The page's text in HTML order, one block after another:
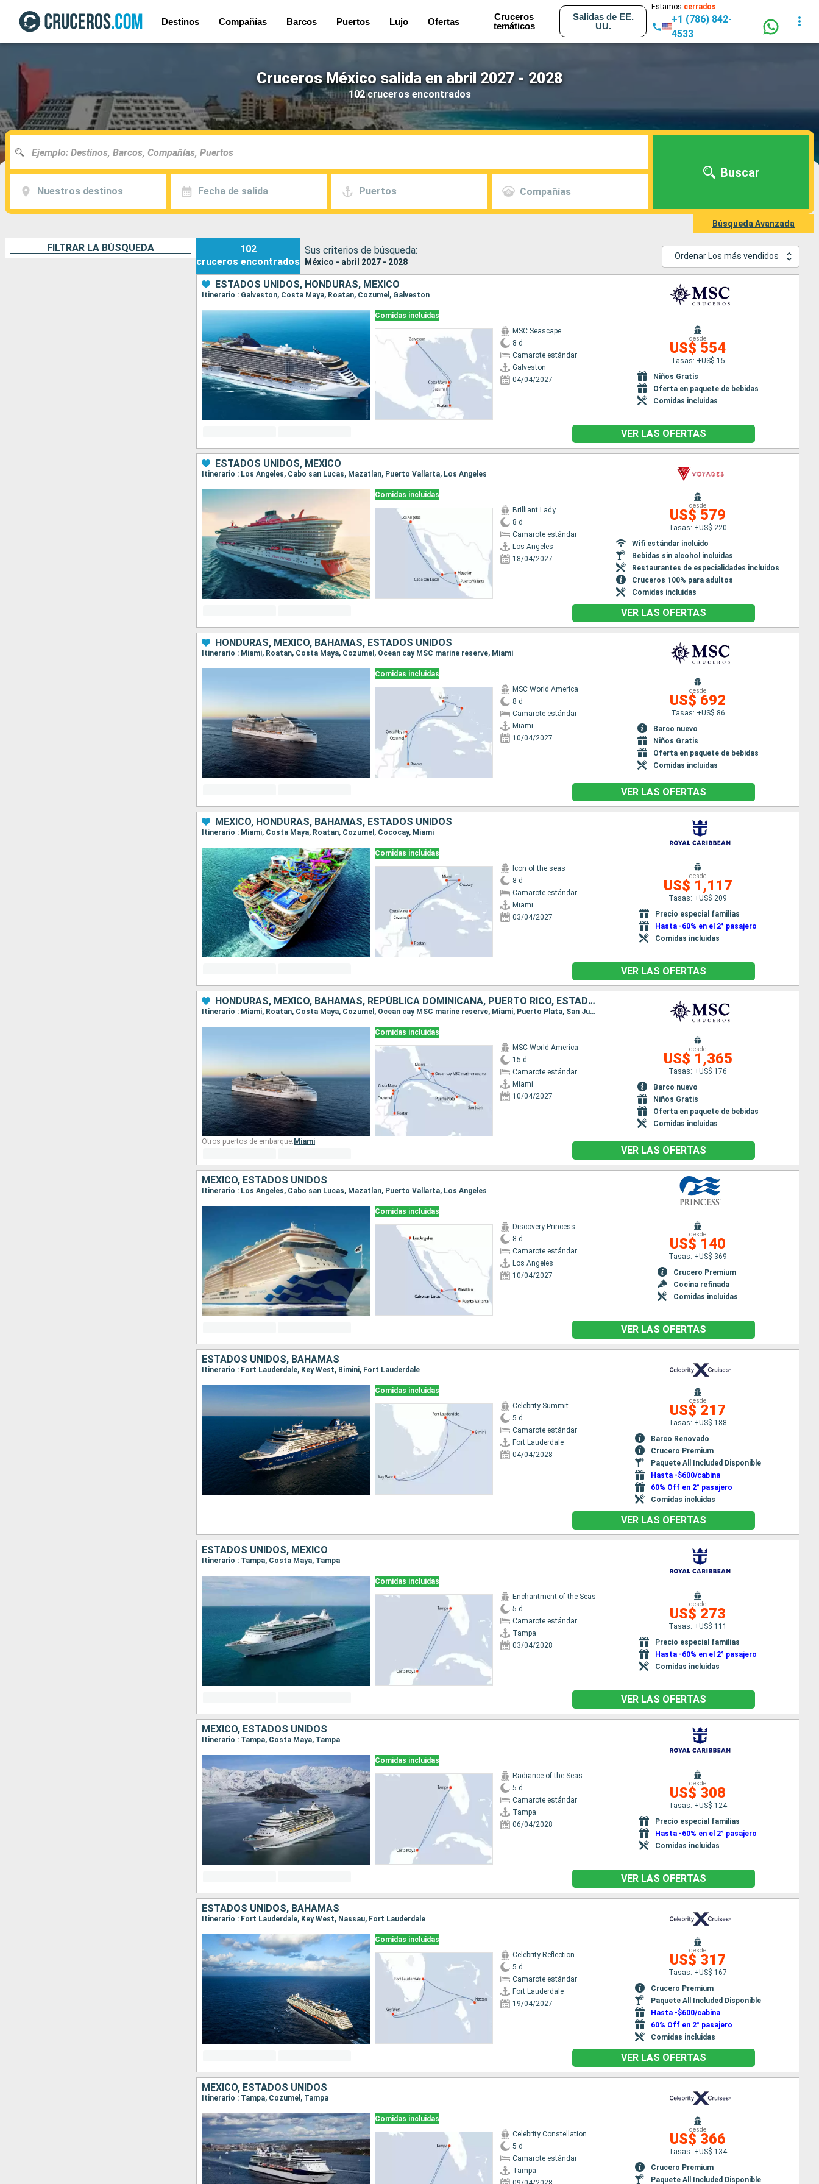
Destinos Compañías Barcos Puertos Lujo Ofertas
Cruceros
temáticos
Salidas de EE.
UU.
Estamos cerrados
+1 (786) 842-
4533
Cruceros México salida en abril 2027 - 2028
102 cruceros encontrados
Nuestros destinos Fecha de salida Puertos Compañías
Buscar
Búsqueda Avanzada
FILTRAR LA BÚSQUEDA
102
cruceros encontrados
Sus criterios de búsqueda:
México - abril 2027 - 2028
Ordenar Los más vendidos
ESTADOS UNIDOS, HONDURAS, MÉXICO
Itinerario : Galveston, Costa Maya, Roatan, Cozumel, Galveston
Comidas incluidas
MSC Seascape
8 d
Camarote estándar
Galveston
04/04/2027
desde
US$ 554
Tasas: +US$ 15
Niños Gratis
Oferta en paquete de bebidas
Comidas incluidas
VER LAS OFERTAS
ESTADOS UNIDOS, MÉXICO
Itinerario : Los Angeles, Cabo san Lucas, Mazatlan, Puerto Vallarta, Los Angeles
Comidas incluidas
Brilliant Lady
8 d
Camarote estándar
Los Angeles
18/04/2027
desde
US$ 579
Tasas: +US$ 220
Wifi estándar incluido
Bebidas sin alcohol incluidas
Restaurantes de especialidades incluidos
Cruceros 100% para adultos
Comidas incluidas
VER LAS OFERTAS
HONDURAS, MÉXICO, BAHAMAS, ESTADOS UNIDOS
Itinerario : Miami, Roatan, Costa Maya, Cozumel, Ocean cay MSC marine reserve, Miami
Comidas incluidas
MSC World America
8 d
Camarote estándar
Miami
10/04/2027
desde
US$ 692
Tasas: +US$ 86
Barco nuevo
Niños Gratis
Oferta en paquete de bebidas
Comidas incluidas
VER LAS OFERTAS
MÉXICO, HONDURAS, BAHAMAS, ESTADOS UNIDOS
Itinerario : Miami, Costa Maya, Roatan, Cozumel, Cococay, Miami
Comidas incluidas
Icon of the seas
8 d
Camarote estándar
Miami
03/04/2027
desde
US$ 1,117
Tasas: +US$ 209
Precio especial familias
Hasta -60% en el 2° pasajero
Comidas incluidas
VER LAS OFERTAS
HONDURAS, MÉXICO, BAHAMAS, REPÚBLICA DOMINICANA, PUERTO RICO, ESTADOS UNIDOS
Itinerario : Miami, Roatan, Costa Maya, Cozumel, Ocean cay MSC marine reserve, Miami, Puerto Plata, San Juan, Ocean cay MSC marine reserve, Miami
Comidas incluidas
MSC World America
15 d
Camarote estándar
Miami
10/04/2027
desde
US$ 1,365
Tasas: +US$ 176
Barco nuevo
Niños Gratis
Oferta en paquete de bebidas
Comidas incluidas
Otros puertos de embarque: Miami
VER LAS OFERTAS
MÉXICO, ESTADOS UNIDOS
Itinerario : Los Angeles, Cabo san Lucas, Mazatlan, Puerto Vallarta, Los Angeles
Comidas incluidas
Discovery Princess
8 d
Camarote estándar
Los Angeles
10/04/2027
desde
US$ 140
Tasas: +US$ 369
Crucero Premium
Cocina refinada
Comidas incluidas
VER LAS OFERTAS
ESTADOS UNIDOS, BAHAMAS
Itinerario : Fort Lauderdale, Key West, Bimini, Fort Lauderdale
Comidas incluidas
Celebrity Summit
5 d
Camarote estándar
Fort Lauderdale
04/04/2028
desde
US$ 217
Tasas: +US$ 188
Barco Renovado
Crucero Premium
Paquete All Included Disponible
Hasta -$600/cabina
60% Off en 2° pasajero
Comidas incluidas
VER LAS OFERTAS
ESTADOS UNIDOS, MÉXICO
Itinerario : Tampa, Costa Maya, Tampa
Comidas incluidas
Enchantment of the Seas
5 d
Camarote estándar
Tampa
03/04/2028
desde
US$ 273
Tasas: +US$ 111
Precio especial familias
Hasta -60% en el 2° pasajero
Comidas incluidas
VER LAS OFERTAS
MÉXICO, ESTADOS UNIDOS
Itinerario : Tampa, Costa Maya, Tampa
Comidas incluidas
Radiance of the Seas
5 d
Camarote estándar
Tampa
06/04/2028
desde
US$ 308
Tasas: +US$ 124
Precio especial familias
Hasta -60% en el 2° pasajero
Comidas incluidas
VER LAS OFERTAS
ESTADOS UNIDOS, BAHAMAS
Itinerario : Fort Lauderdale, Key West, Nassau, Fort Lauderdale
Comidas incluidas
Celebrity Reflection
5 d
Camarote estándar
Fort Lauderdale
19/04/2027
desde
US$ 317
Tasas: +US$ 167
Crucero Premium
Paquete All Included Disponible
Hasta -$600/cabina
60% Off en 2° pasajero
Comidas incluidas
VER LAS OFERTAS
MÉXICO, ESTADOS UNIDOS
Itinerario : Tampa, Cozumel, Tampa
Comidas incluidas
Celebrity Constellation
5 d
Camarote estándar
Tampa
desde
US$ 366
Tasas: +US$ 134
Crucero Premium
Paquete All Included Disponible